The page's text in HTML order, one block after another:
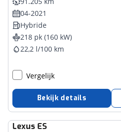
04-2021
Hybride
218 pk (160 kW)
22,2 l/100 km
Vergelijk
Bekijk details
Lexus ES